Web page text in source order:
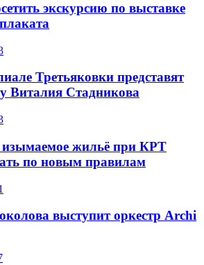
экскурсию по выставке
Третьяковки представят
Виталия Стадникова
жильё при КРТ
по новым правилам
выступит оркестр Archi